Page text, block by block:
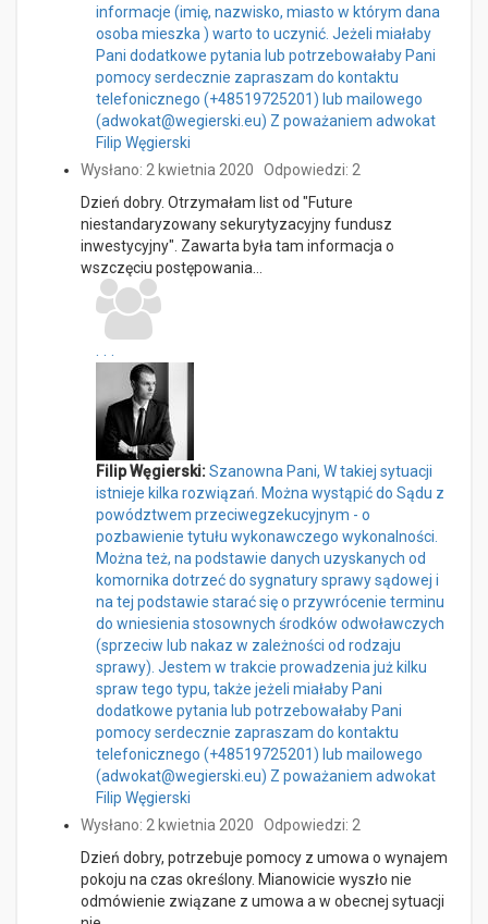
informacje (imię, nazwisko, miasto w którym dana
osoba mieszka ) warto to uczynić. Jeżeli miałaby
Pani dodatkowe pytania lub potrzebowałaby Pani
pomocy serdecznie zapraszam do kontaktu
telefonicznego (+48519725201) lub mailowego
(adwokat@wegierski.eu) Z poważaniem adwokat
Filip Węgierski
Wysłano: 2 kwietnia 2020
Odpowiedzi: 2
Dzień dobry. Otrzymałam list od "Future
niestandaryzowany sekurytyzacyjny fundusz
inwestycyjny". Zawarta była tam informacja o
wszczęciu postępowania…
Filip Węgierski:Szanowna Pani, W takiej sytuacji
istnieje kilka rozwiązań. Można wystąpić do Sądu z
powództwem przeciwegzekucyjnym - o
pozbawienie tytułu wykonawczego wykonalności.
Można też, na podstawie danych uzyskanych od
komornika dotrzeć do sygnatury sprawy sądowej i
na tej podstawie starać się o przywrócenie terminu
do wniesienia stosownych środków odwoławczych
(sprzeciw lub nakaz w zależności od rodzaju
sprawy). Jestem w trakcie prowadzenia już kilku
spraw tego typu, także jeżeli miałaby Pani
dodatkowe pytania lub potrzebowałaby Pani
pomocy serdecznie zapraszam do kontaktu
telefonicznego (+48519725201) lub mailowego
(adwokat@wegierski.eu) Z poważaniem adwokat
Filip Węgierski
Wysłano: 2 kwietnia 2020
Odpowiedzi: 2
Dzień dobry, potrzebuje pomocy z umowa o wynajem
pokoju na czas określony. Mianowicie wyszło nie
odmówienie związane z umowa a w obecnej sytuacji